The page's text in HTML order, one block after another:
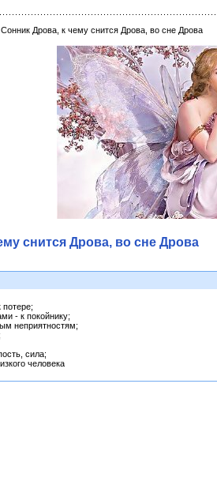
Сонник Дрова, к чему снится Дрова, во сне Дрова
снится Дрова, во сне Дрова
потере;
- к покойнику;
неприятностям;
сила;
человека